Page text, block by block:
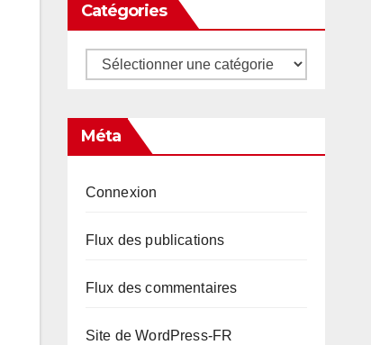
Catégories
Catégories
Méta
Connexion
Flux des publications
Flux des commentaires
Site de WordPress-FR